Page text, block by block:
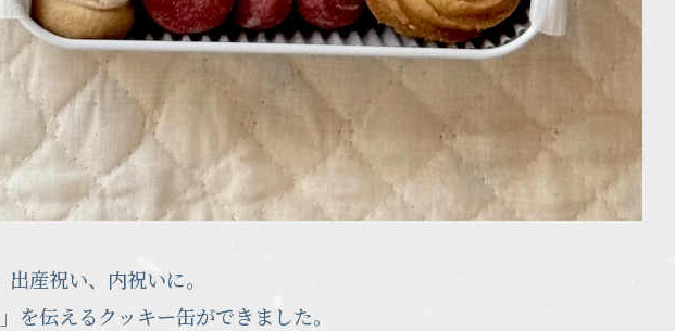
出産祝い、内祝いに。
を伝えるクッキー缶ができました。